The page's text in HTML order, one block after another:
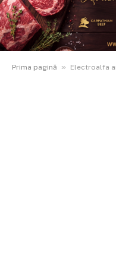
Prima pagină » Electroalfa ar putea